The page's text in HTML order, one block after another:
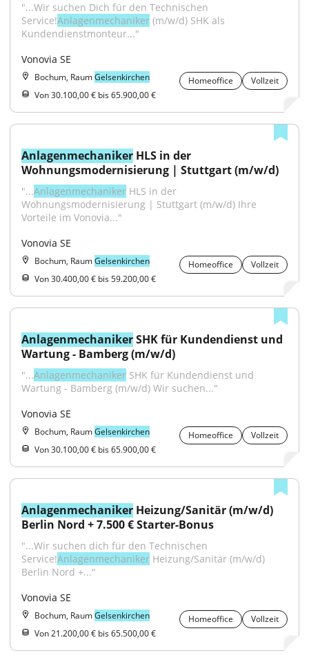
"...Wir suchen Dich für den Technischen
Service!Anlagenmechaniker (m/w/d) SHK als
Kundendienstmonteur..."
Vonovia SE
Bochum, RaumGelsenkirchen Homeoffice
Vollzeit
Von 30.100,00 € bis 65.900,00 €
Anlagenmechaniker HLS in der
Wohnungsmodernisierung | Stuttgart (m/w/d)
"...Anlagenmechaniker HLS in der
Wohnungsmodernisierung | Stuttgart (m/w/d) Ihre
Vorteile im Vonovia..."
Vonovia SE
Bochum, RaumGelsenkirchen Homeoffice
Vollzeit
Von 30.400,00 € bis 59.200,00 €
Anlagenmechaniker SHK für Kundendienst und
Wartung - Bamberg (m/w/d)
"...Anlagenmechaniker SHK für Kundendienst und
Wartung - Bamberg (m/w/d) Wir suchen..."
Vonovia SE
Bochum, RaumGelsenkirchen Homeoffice
Vollzeit
Von 30.100,00 € bis 65.900,00 €
Anlagenmechaniker Heizung/Sanitär (m/w/d)
Berlin Nord + 7.500 € Starter-Bonus
"...Wir suchen dich für den Technischen
Service!Anlagenmechaniker Heizung/Sanitär (m/w/d)
Berlin Nord +..."
Vonovia SE
Bochum, RaumGelsenkirchen Homeoffice
Vollzeit
Von 21.200,00 € bis 65.500,00 €